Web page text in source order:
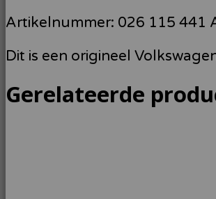
Artikelnummer: 026 115 441
Dit is een origineel
Gerelateerde